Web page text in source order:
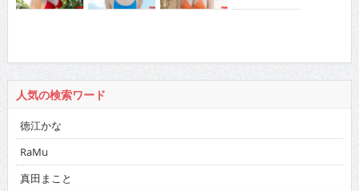
人気の検索ワード
徳江かな
RaMu
真田まこと